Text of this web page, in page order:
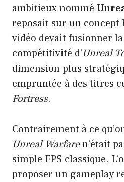
ambitieux nommé
reposait sur un concept
vidéo devait fusionner
compétitivité d’Unreal
dimension plus
empruntée à des titres
Fortress.
Contrairement à ce
Unreal Warfaren’était
simple FPS classique.
proposer un gameplay